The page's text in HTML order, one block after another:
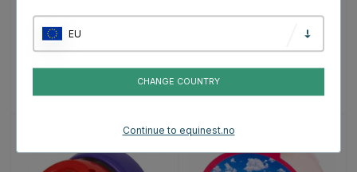
Holder Tongue Twister
Nivå 2 Lilla
735 kr
Karakter: (2)4.5 av 5 mulige
Slikkestein Ananas Refill
95 kr
Karakter: (1)5.0 av 5 mulige
EU
CHANGE COUNTRY
Continue to equinest.no